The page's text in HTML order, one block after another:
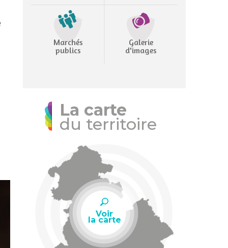
Marchés
publics
Galerie
d'images
La carte
du territoire
Voir
la carte